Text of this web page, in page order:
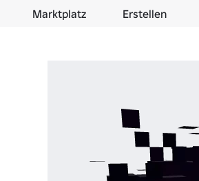
Marktplatz Erstellen